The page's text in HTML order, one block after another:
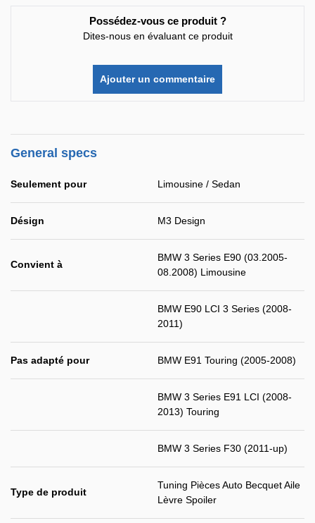
Possédez-vous ce produit ?
Dites-nous en évaluant ce produit
Ajouter un commentaire
General specs
Seulement pour Limousine / Sedan
Désign M3 Design
Convient à
BMW 3 Series E90 (03.2005-
08.2008) Limousine
BMW E90 LCI 3 Series (2008-
2011)
Pas adapté pour BMW E91 Touring (2005-2008)
BMW 3 Series E91 LCI (2008-
2013) Touring
BMW 3 Series F30 (2011-up)
Type de produit
Tuning Pièces Auto Becquet Aile
Lèvre Spoiler